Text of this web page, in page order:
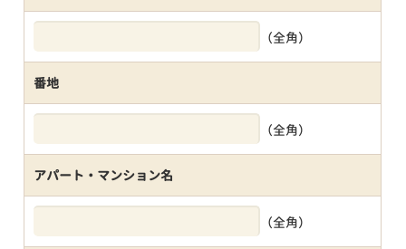
（全角）
番地
（全角）
アパート・マンション名
（全角）